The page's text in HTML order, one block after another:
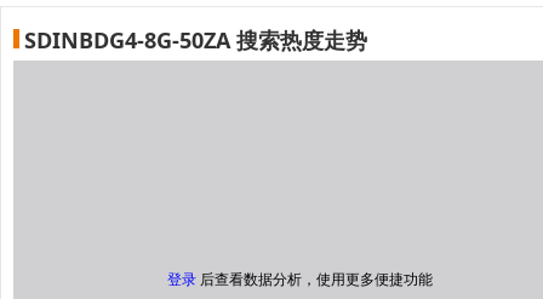
SDINBDG4-8G-50ZA 搜索热度走势
登录 后查看数据分析，使用更多便捷功能